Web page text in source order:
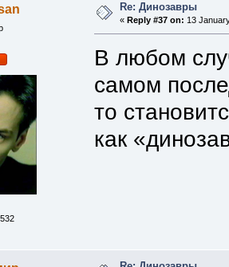
Re: Динозавры
« Reply #37 on: 13
В любом
самом
то
как